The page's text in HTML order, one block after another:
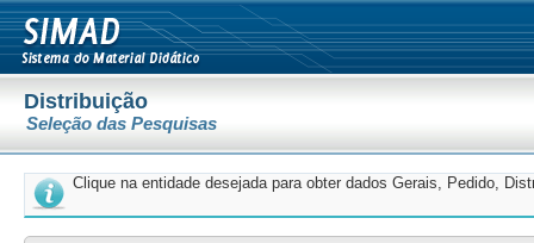
Distribuição
Seleção das Pesquisas
Clique na entidade desejada para obter dados Gerais, Pedido,